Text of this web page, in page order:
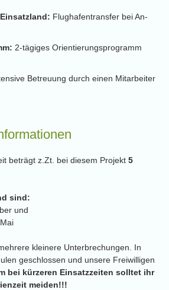
Flughafentransfer bei An-
2-tägiges Orientierungsprogramm
Betreuung durch einen Mitarbeiter
beträgt z.Zt. bei diesem Projekt 5
sind:
und
kleinere Unterbrechungen. In
geschlossen und unsere Freiwilligen
bei kürzeren Einsatzzeiten solltet ihr
meiden!!!